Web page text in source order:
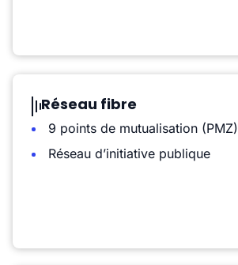
Réseau fibre
9 points de mutualisation (PMZ)
Réseau d’initiative publique